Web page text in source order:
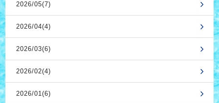
2026/05(7)
2026/04(4)
2026/03(6)
2026/02(4)
2026/01(6)